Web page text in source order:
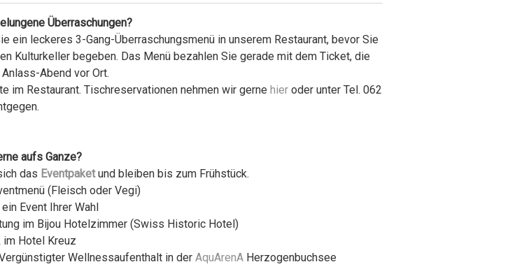
Überraschungen?
ein leckeres 3-Gang-Überraschungsmenü in unserem Restaurant, bevor Sie
Kulturkeller begeben. Das Menü bezahlen Sie gerade mit dem Ticket, die
Abend vor Ort.
im Restaurant. Tischreservationen nehmen wir gerne hier oder unter Tel. 062
aufs Ganze?
das Eventpaketund bleiben bis zum Frühstück.
(Fleisch oder Vegi)
Event Ihrer Wahl
im Bijou Hotelzimmer (Swiss Historic Hotel)
im Hotel Kreuz
Wellnessaufenthalt in der AquArenAHerzogenbuchsee